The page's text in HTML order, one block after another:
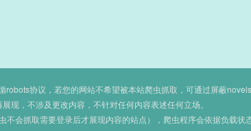
协议，若您的网站不希望被本站爬虫抓取，可通过屏蔽
现，不涉及更改内容，不针对任何内容表述任何立场。
会抓取需要登录后才展现内容的站点），爬虫程序会依据负载状